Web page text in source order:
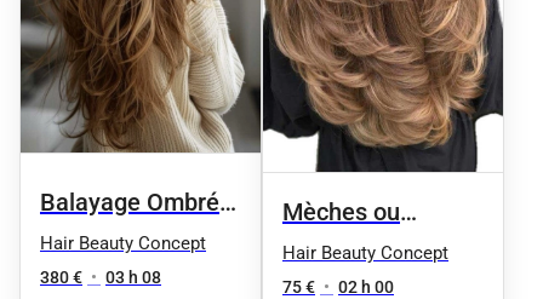
Balayage Ombré
hair cheveux longs
Hair Beauty Concept
380 € • 03 h 08
Mèches ou
balayage
Hair Beauty Concept
75 € • 02 h 00